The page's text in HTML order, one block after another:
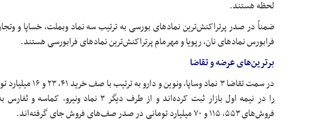
لحظه هستند.
ضمناً در صدرپرتراکنش‌تریننمادهای بورسی به ترتیب سه نمادوبملت،خساپاو
فرابورسنمادهای نان،رپویاومهرمامپرتراکنش‌تریننمادهایفرابورسیهستند.
برترین‌های عرضه و تقاضا
در سمت تقاضا ۳ نماد
وساپا،ونوین
و دارو به ترتیب با
را در نیمه اول بازار ثبت کرده‌اند و از طرف دیگر ۳ نماد
ونیرو، کماسهوثفارس
فروش‌های ۵۵۳، ۱۱۵ و ۷۰ میلیارد تومانی در صدر صف‌های فروش جای گرفته‌اند.